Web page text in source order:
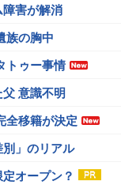
害が解消
族の胸中
トゥー事情
意識不明
全移籍が決定
」のリアル
オープン？